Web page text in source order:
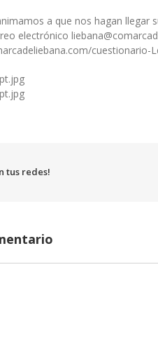
a que nos hagan llegar
electrónico
cuestionario-
tus redes!